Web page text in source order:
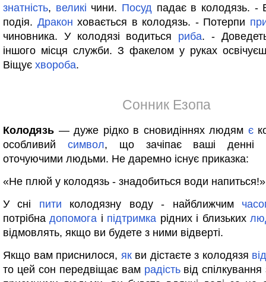
знатність, великі чини. Посуд падає в колодязь. -
подія. Дракон ховається в колодязь. - Потерпи
чиновника. У колодязі водиться риба. -
іншого місця служби. З факелом у руках
Віщує хвороба.
Сонник Езопа
Колодязь — дуже рідко в сновидіннях людям є
особливий символ, що зачіпає ваші денні
оточуючими людьми. Не даремно існує приказка:
«Не плюй у колодязь - знадобиться води
У сні пити колодязну воду - найближчим
потрібнадопомога і підтримка рідних і близьких
відмовлять, якщо ви будете з ними відверті.
Якщо вам приснилося, якви дістаєте з колодязя
то цей сон передвіщає вам радістьвід